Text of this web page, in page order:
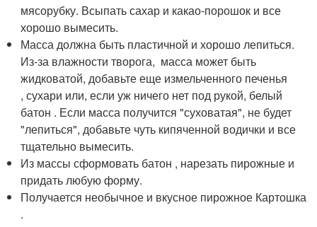
мясорубку. Всыпать сахар и какао-порошок и все
хорошо вымесить.
Масса должна быть пластичной и хорошо лепиться.
Из-за влажности творога, масса может быть
жидковатой, добавьте еще измельченного печенья
, сухари или, если уж ничего нет под рукой, белый
батон . Если масса получится "суховатая", не будет
"лепиться", добавьте чуть кипяченной водички и все
тщательно вымесить.
Из массы сформовать батон , нарезать пирожные и
придать любую форму.
Получается необычное и вкусное пирожное Картошка
.